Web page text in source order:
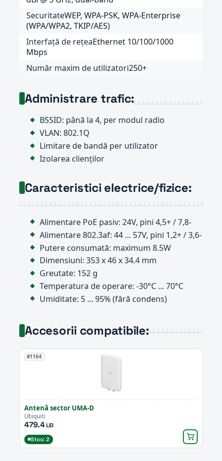
SecuritateWEP, WPA-PSK, WPA-Enterprise
(WPA/WPA2, TKIP/AES)
Interfață de rețeaEthernet 10/100/1000
Mbps
Număr maxim de utilizatori250+
Administrare trafic:
BSSID: până la 4, per modul radio
VLAN: 802.1Q
Limitare de bandă per utilizator
Izolarea clienților
Caracteristici electrice/fizice:
Alimentare PoE pasiv: 24V, pini 4,5+ / 7,8-
Alimentare 802.3af: 44 ... 57V, pini 1,2+ / 3,6-
Putere consumată: maximum 8.5W
Dimensiuni: 353 x 46 x 34.4 mm
Greutate: 152 g
Temperatura de operare: -30°C ... 70°C
Umiditate: 5 ... 95% (fără condens)
Accesorii compatibile:
#1164
Antenă sector UMA-D
Ubiquiti
479.4LEI
Stoc: 2